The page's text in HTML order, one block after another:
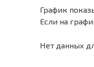
График
Если на
Нет данных